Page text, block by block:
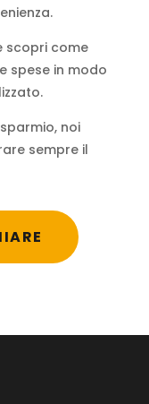
scopri come
spese in modo
noi
sempre il